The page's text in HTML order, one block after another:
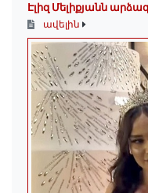
Էլիզ Մելիքյանն
ավելին